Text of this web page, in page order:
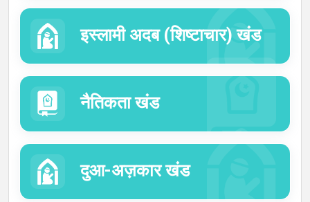
इस्लामी अदब (शिष्टाचार) खंड
नैतिकता खंड
दुआ-अज़कार खंड